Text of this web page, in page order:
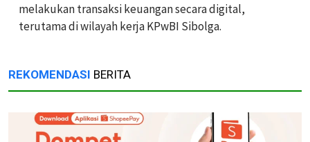
melakukan transaksi keuangan secara digital,
terutama di wilayah kerja KPwBI Sibolga.
REKOMENDASI BERITA